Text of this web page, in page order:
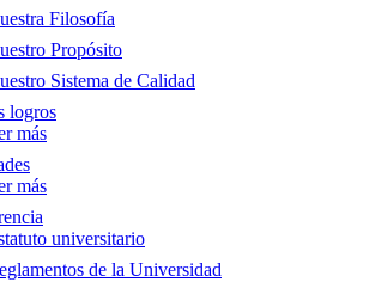
Filosofía
Propósito
Sistema de Calidad
logros
más
más
universitario
de la Universidad